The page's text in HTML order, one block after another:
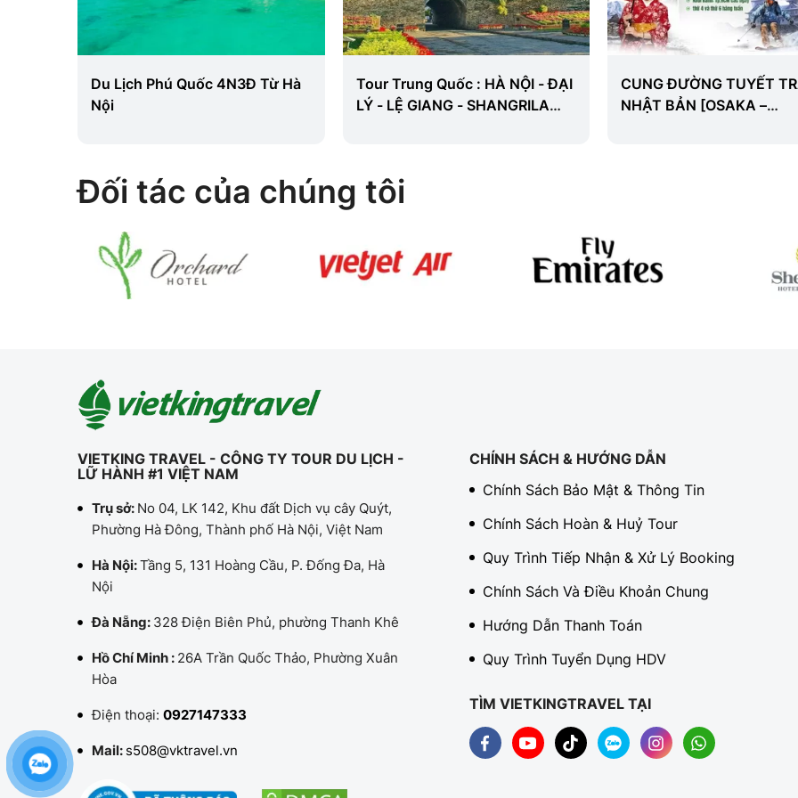
Du Lịch Phú Quốc 4N3Đ Từ Hà
Nội
Tour Trung Quốc : HÀ NỘI - ĐẠI
LÝ - LỆ GIANG - SHANGRILA
CUNG ĐƯỜNG TUYẾT
NHẬT BẢN [OSAKA –
Đối tác của chúng tôi
VIETKING TRAVEL - CÔNG TY TOUR DU LỊCH -
LỮ HÀNH #1 VIỆT NAM
Trụ sở: No 04, LK 142, Khu đất Dịch vụ cây Quýt,
Phường Hà Đông, Thành phố Hà Nội, Việt Nam
Hà Nội:Tầng 5, 131 Hoàng Cầu, P. Đống Đa, Hà
Nội
Đà Nẵng: 328 Điện Biên Phủ, phường Thanh Khê
Hồ Chí Minh : 26A Trần Quốc Thảo, Phường Xuân
Hòa
Điện thoại: 0927147333
Mail: s508@vktravel.vn
CHÍNH SÁCH & HƯỚNG DẪN
Chính Sách Bảo Mật & Thông Tin
Chính Sách Hoàn & Huỷ Tour
Quy Trình Tiếp Nhận & Xử Lý Booking
Chính Sách Và Điều Khoản Chung
Hướng Dẫn Thanh Toán
Quy Trình Tuyển Dụng HDV
TÌM VIETKINGTRAVEL TẠI